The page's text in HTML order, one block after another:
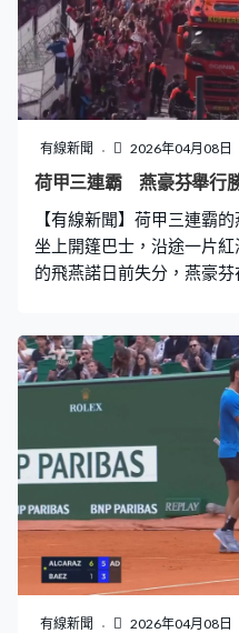
有線新聞 2026年04月08日
荷甲三連霸 燕豪芬舉行
【有線新聞】荷甲三連霸
坐上開篷巴士，沿途一片
的飛燕諾日前失分，燕豪
有線新聞 2026年04月08日